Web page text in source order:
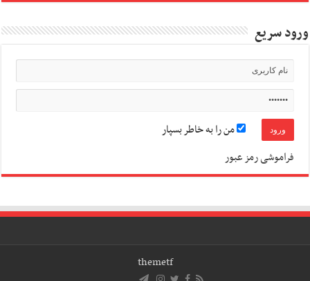
ورود سریع
من را به خاطر بسپار
فراموشی رمز عبور
themetf